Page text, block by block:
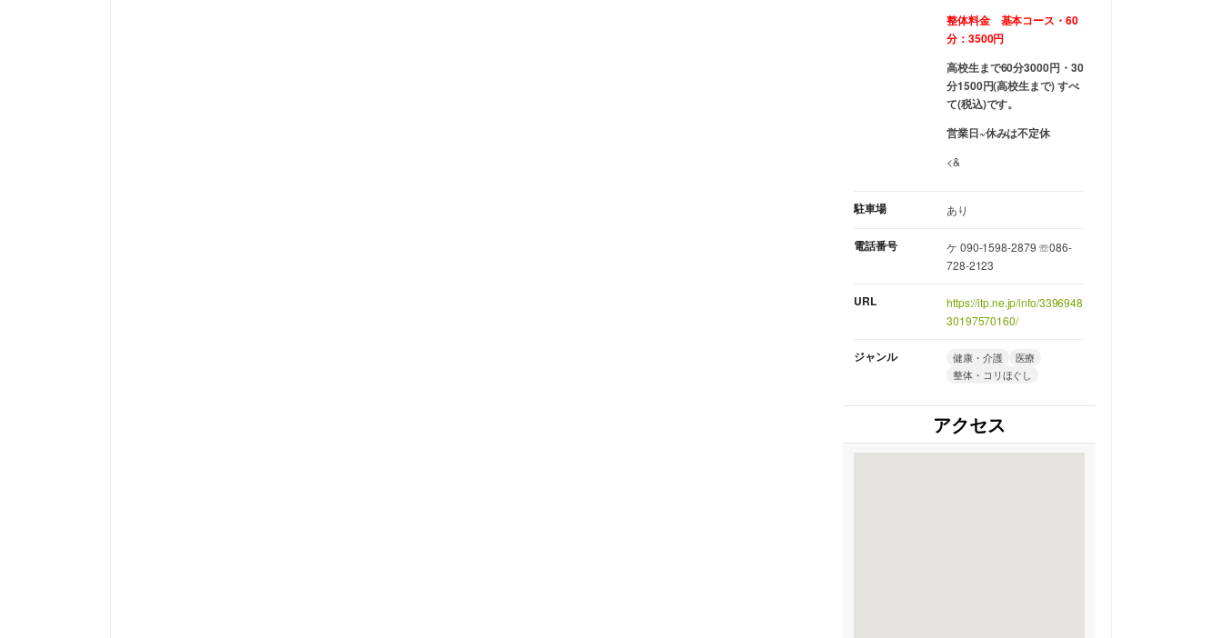
整体料金 基本コース・60
分：3500円
高校生まで60分3000円・30
分1500円(高校生まで) すべ
て(税込)です。
営業日~休みは不定休
<&
駐車場 あり
電話番号
ケ 090-1598-2879 ☏086-
728-2123
URL
https://itp.ne.jp/info/3396948
30197570160/
ジャンル 健康・介護
医療
整体・コリほぐし
アクセス